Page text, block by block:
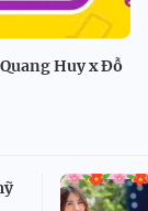
Huy x Đỗ